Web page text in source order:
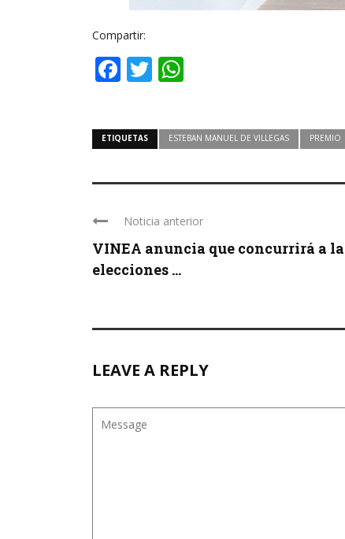
Compartir:
Facebook
Twitter
ETIQUETAS ESTEBAN MANUEL DE VILLEGAS PREMIO
Noticia anterior
VINEA anuncia que concurrirá a
elecciones ...
LEAVE A REPLY